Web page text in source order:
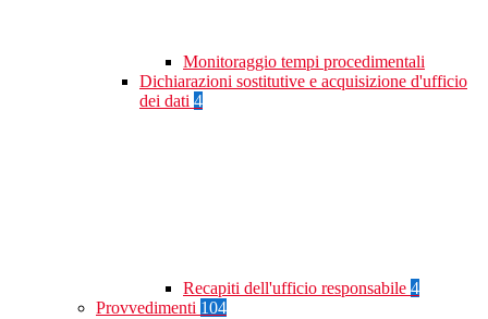
Monitoraggio tempi procedimentali
Dichiarazioni sostitutive e acquisizione d'ufficio
dei dati 4
Recapiti dell'ufficio responsabile 4
Provvedimenti 104